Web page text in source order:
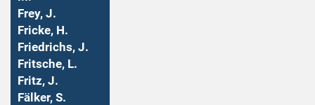
Frey, J.
Fricke, H.
Friedrichs, J.
Fritsche, L.
Fritz, J.
Fälker, S.